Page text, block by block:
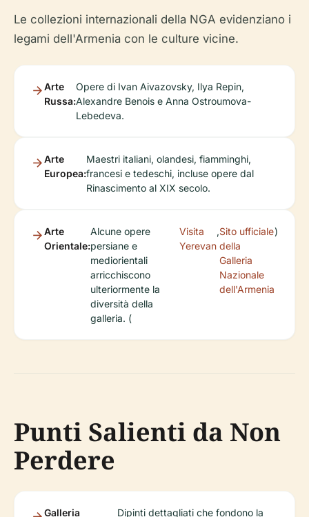
Le collezioni internazionali della NGA evidenziano i
legami dell'Armenia con le culture vicine.
Arte
Russa:
Opere di Ivan Aivazovsky, Ilya Repin,
Alexandre Benois e Anna Ostroumova-
Lebedeva.
Arte
Europea:
Maestri italiani, olandesi, fiamminghi,
francesi e tedeschi, incluse opere dal
Rinascimento al XIX secolo.
Arte
Orientale:
Alcune opere
persiane e
mediorientali
arricchiscono
ulteriormente la
diversità della
galleria. (
Visita
Yerevan
,Sito ufficiale
della
Galleria
Nazionale
dell'Armenia
)
Punti Salienti da Non
Perdere
Galleria Dipinti dettagliati che fondono la